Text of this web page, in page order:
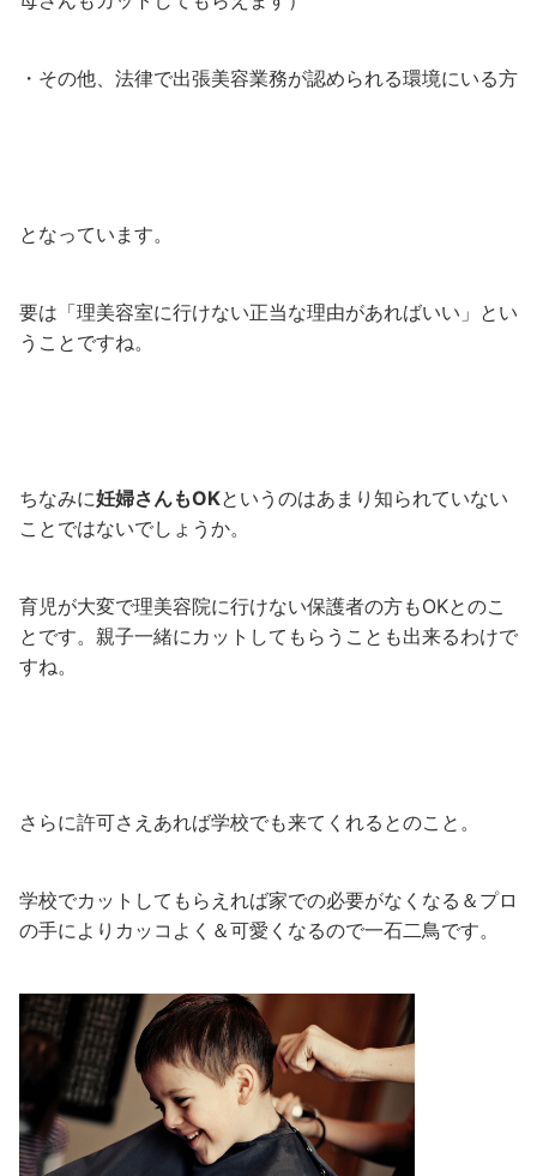
・その他、法律で出張美容業務が認められる環境にいる方
となっています。
要は「理美容室に行けない正当な理由があればいい」とい
うことですね。
ちなみに妊婦さんもOKというのはあまり知られていない
ことではないでしょうか。
育児が大変で理美容院に行けない保護者の方もOKとのこ
とです。親子一緒にカットしてもらうことも出来るわけで
すね。
さらに許可さえあれば学校でも来てくれるとのこと。
学校でカットしてもらえれば家での必要がなくなる＆プロ
の手によりカッコよく＆可愛くなるので一石二鳥です。